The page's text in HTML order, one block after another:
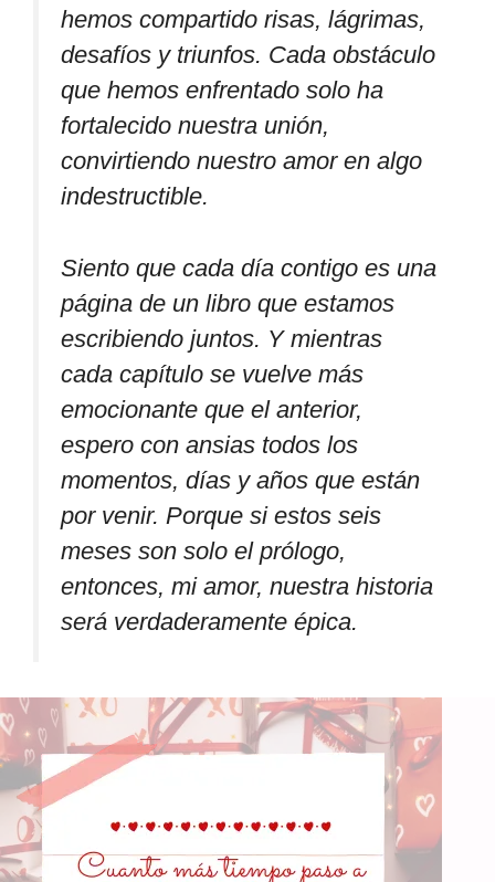
hemos compartido risas, lágrimas,
desafíos y triunfos. Cada obstáculo
que hemos enfrentado solo ha
fortalecido nuestra unión,
convirtiendo nuestro amor en algo
indestructible.
Siento que cada día contigo es una
página de un libro que estamos
escribiendo juntos. Y mientras
cada capítulo se vuelve más
emocionante que el anterior,
espero con ansias todos los
momentos, días y años que están
por venir. Porque si estos seis
meses son solo el prólogo,
entonces, mi amor, nuestra historia
será verdaderamente épica.